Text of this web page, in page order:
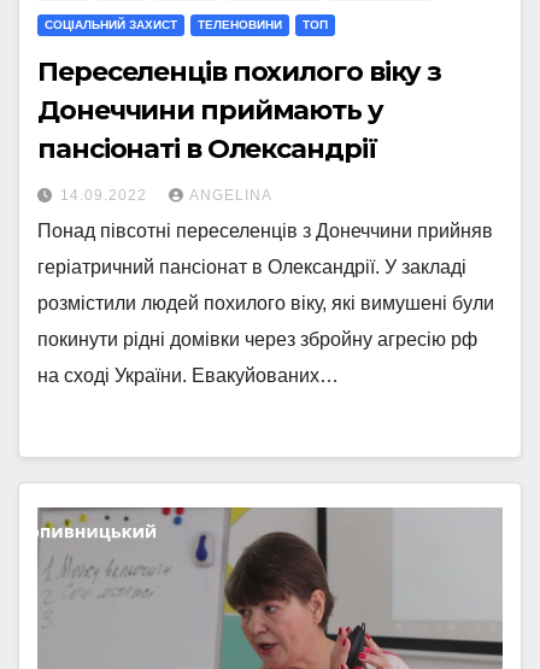
СОЦІАЛЬНИЙ ЗАХИСТ ТЕЛЕНОВИНИ ТОП
Переселенців похилого віку з
Донеччини приймають у
пансіонаті в Олександрії
14.09.2022 ANGELINA
Понад півсотні переселенців з Донеччини прийняв
геріатричний пансіонат в Олександрії. У закладі
розмістили людей похилого віку, які вимушені були
покинути рідні домівки через збройну агресію рф
на сході України. Евакуйованих…